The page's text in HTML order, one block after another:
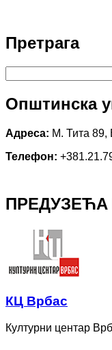
Претрага
Општинска
Адреса: М. Тита 89,
Телефон:
ПРЕДУЗЕЋА
КЦ Врбас
Културни центар